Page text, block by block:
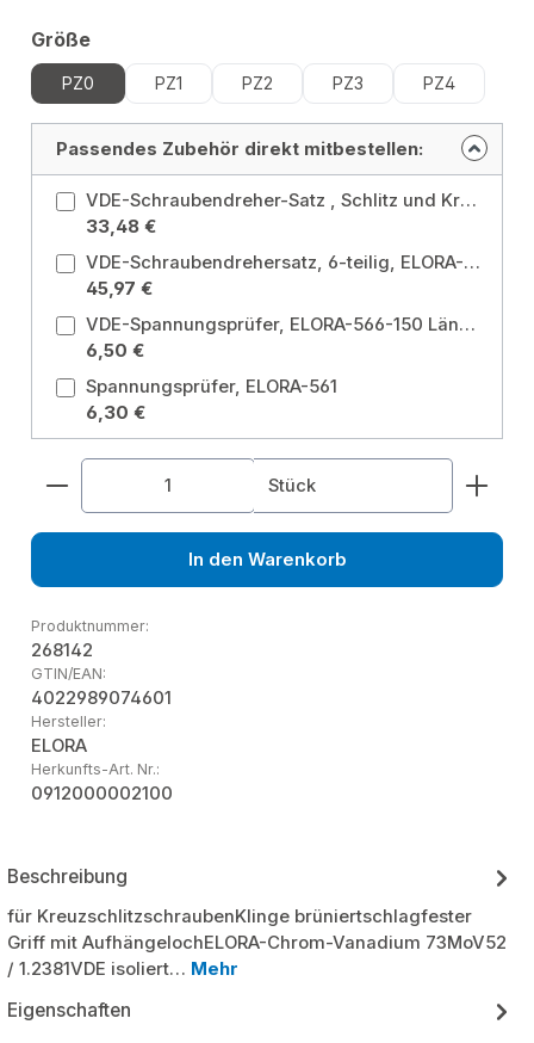
Größeauswählen
PZ0 PZ1 PZ2 PZ3 PZ4
Passendes Zubehör direkt mitbestellen:
VDE-Schraubendreher-Satz , Schlitz und Kreuzschlitz, 5-teilig, ELORA-979S-5K
33,48 €
VDE-Schraubendrehersatz, 6-teilig, ELORA-MS-32
45,97 €
VDE-Spannungsprüfer, ELORA-566-150 Länge: 150 mm
6,50 €
Spannungsprüfer, ELORA-561
6,30 €
Produkt Anzahl: Gib den gewünschten Wert
Stück
In den Warenkorb
Produktnummer:
268142
GTIN/EAN:
4022989074601
Hersteller:
ELORA
Herkunfts-Art. Nr.:
0912000002100
Beschreibung
für KreuzschlitzschraubenKlinge brüniertschlagfester
Griff mit AufhängelochELORA-Chrom-Vanadium 73MoV52
/ 1.2381VDE isoliert… Mehr
Eigenschaften